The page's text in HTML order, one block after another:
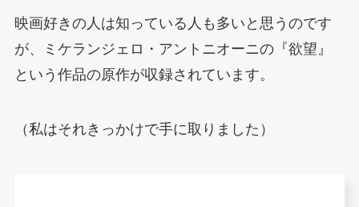
映画好きの人は知っている人も多いと思うのです
が、ミケランジェロ・アントニオーニの『欲望』
という作品の原作が収録されています。
（私はそれきっかけで手に取りました）